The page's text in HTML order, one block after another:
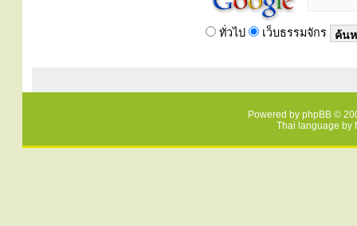
ทั่วไป เว็บธรรมจักร
Powered by phpBB ©
Thai language by